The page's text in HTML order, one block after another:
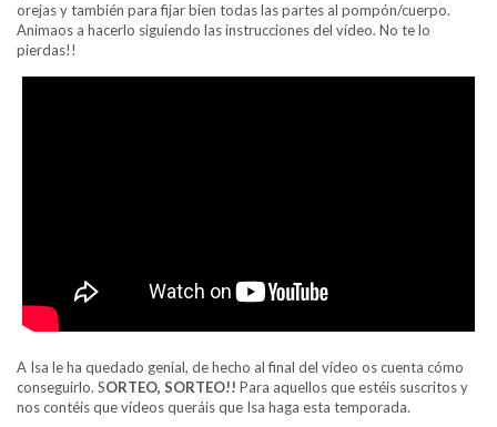
orejas y también para fijar bien todas las partes al pompón/cuerpo.
Animaos a hacerlo siguiendo las instrucciones del vídeo. No te lo
pierdas!!
A Isa le ha quedado genial, de hecho al final del vídeo os cuenta cómo
conseguirlo. SORTEO, SORTEO!! Para aquellos que estéis suscritos y
nos contéis que vídeos queráis que Isa haga esta temporada.